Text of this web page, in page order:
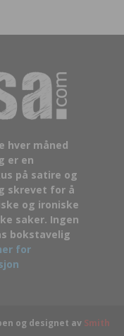
hver måned
er en
på satire og
skrevet for å
og ironiske
saker. Ingen
bokstavelig
for
og designet av Smith